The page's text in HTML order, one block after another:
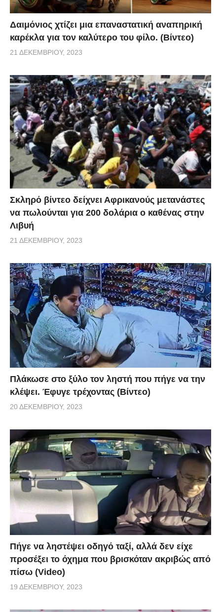
Δαιμόνιος χτίζει μια επαναστατική αναπηρική
καρέκλα για τον καλύτερο του φίλο. (Βίντεο)
21 ΔΕΚΕΜΒΡΊΟΥ, 2023
Σκληρό βίντεο δείχνει Αφρικανούς μετανάστες
να πωλούνται για 200 δολάρια ο καθένας στην
Λιβυή
21 ΔΕΚΕΜΒΡΊΟΥ, 2023
Πλάκωσε στο ξύλο τον ληστή που πήγε να την
κλέψει. Έφυγε τρέχοντας (Βίντεο)
20 ΔΕΚΕΜΒΡΊΟΥ, 2023
Πήγε να ληστέψει οδηγό ταξί, αλλά δεν είχε
προσέξει το όχημα που βρισκόταν ακριβώς από
πίσω (Video)
19 ΔΕΚΕΜΒΡΊΟΥ, 2023